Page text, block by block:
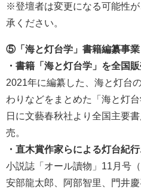
※登壇者は変更になる可能性
承ください。
⑤「海と灯台学」書籍編纂事業
・書籍「海と灯台学」を全国
2021年に編纂した、海と灯台
わりなどをまとめた「海と灯
日に文藝春秋社より全国主要
売。
・直木賞作家らによる灯台紀
小説誌「オール讀物」11月号
安部龍太郎、阿部智里、門井